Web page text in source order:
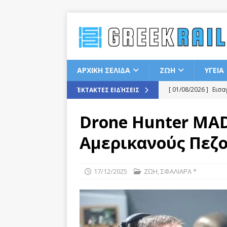
ΑΡΧΙΚΗ ΣΕΛΙΔΑ ΖΩΗ ΥΓΕΙΑ
ΈΚΤΑΚΤΕΣ ΕΙΔΉΣΕΙΣ [ 01/08/2026 ]
[ 01/08/2026 ]
[ 01/08/2026 ]
[ 01/08/2026 ]
Drone Hunter
Αμερικανούς
17/12/2025 ΖΩΗ,ΣΦΑΛΙΑΡΑ *